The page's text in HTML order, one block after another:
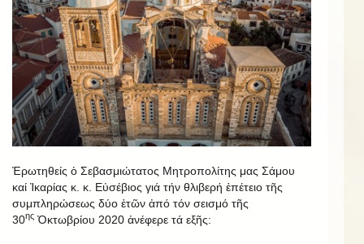
Ἐρωτηθείς ὁ Σεβασμιώτατος Μητροπολίτης μας Σάμου
καί Ἰκαρίας κ. κ. Εὐσέβιος γιά τήν θλιβερή ἐπέτειο τῆς
συμπληρώσεως δύο ἐτῶν ἀπό τόν σεισμό τῆς
30ης Ὀκτωβρίου 2020 ἀνέφερε τά εξῆς: